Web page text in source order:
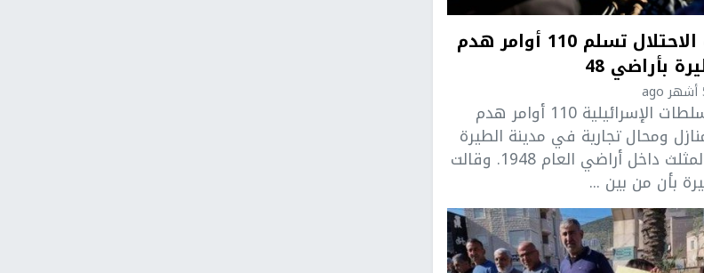
سلطات الاحتلال تسلم 110 أوامر هدم
بأراضي 48
سلمت السلطات الإسرائيلية 110 أوامر هدم
ومحال تجارية في مدينة الطيرة
بمنطقة المثلث داخل أراضي العام 1948. وقالت
بأن من بين ...